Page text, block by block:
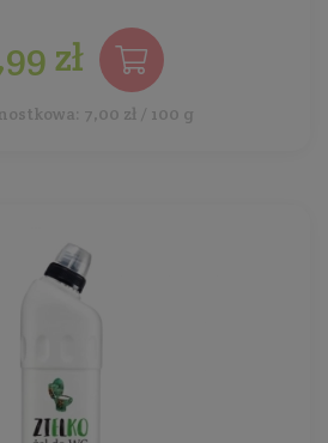
zł
7,00 zł / 100 g